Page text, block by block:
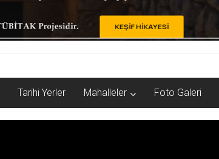
Tarihi Yerler Mahalleler Foto Galeri